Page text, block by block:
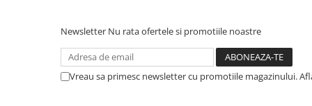
Rezistoare CANBUS LED
Stroboscoape Auto
Suporturi pentru girofare auto si
Newsletter Nu rata ofertele si promotiile noastre
Vreau sa primesc newsletter cu promotiile magazinului.